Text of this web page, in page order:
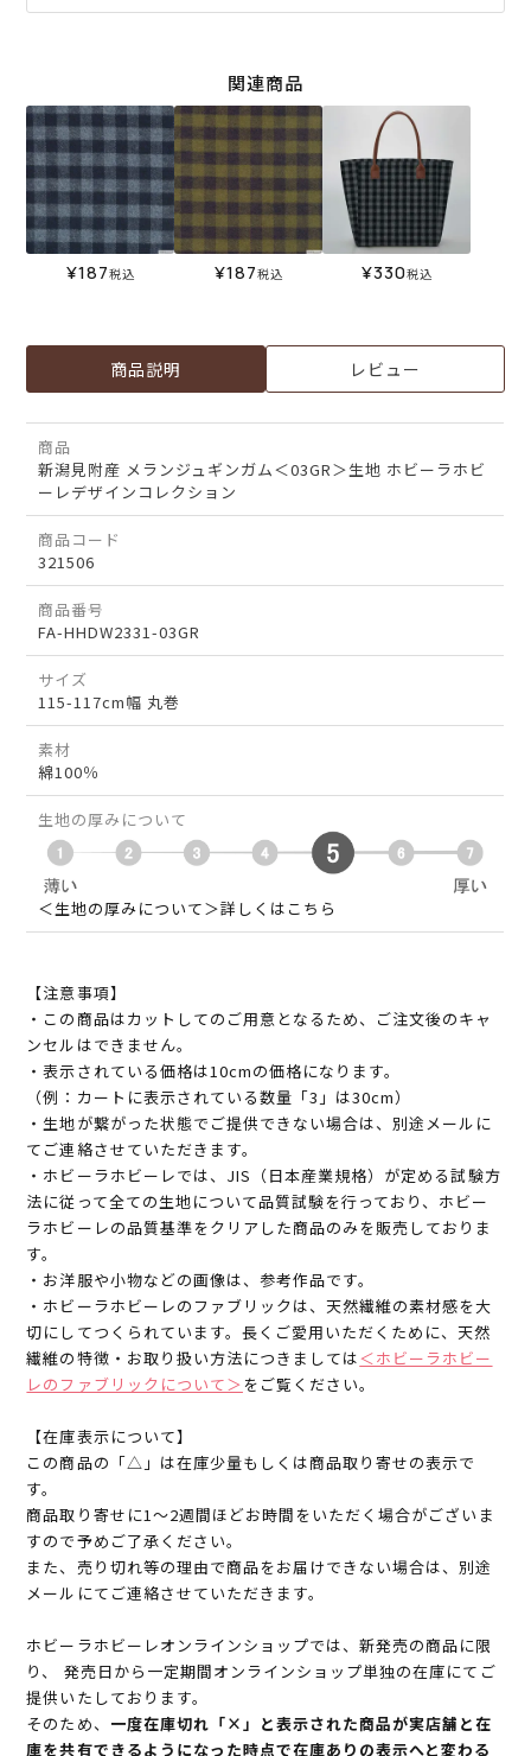
関連商品
¥187税込 ¥187税込 ¥330税込
商品説明 レビュー
商品
新潟見附産 メランジュギンガム＜03GR＞生地 ホビーラホビ
ーレデザインコレクション
商品コード
321506
商品番号
FA-HHDW2331-03GR
サイズ
115-117cm幅 丸巻
素材
綿100％
生地の厚みについて
＜生地の厚みについて＞詳しくはこちら
【注意事項】
・この商品はカットしてのご用意となるため、ご注文後のキャ
ンセルはできません。
・表示されている価格は10cmの価格になります。
（例：カートに表示されている数量「3」は30cm）
・生地が繋がった状態でご提供できない場合は、別途メールに
てご連絡させていただきます。
・ホビーラホビーレでは、JIS（日本産業規格）が定める試験方
法に従って全ての生地について品質試験を行っており、ホビー
ラホビーレの品質基準をクリアした商品のみを販売しておりま
す。
・お洋服や小物などの画像は、参考作品です。
・ホビーラホビーレのファブリックは、天然繊維の素材感を大
切にしてつくられています。長くご愛用いただくために、天然
繊維の特徴・お取り扱い方法につきましては＜ホビーラホビー
レのファブリックについて＞ をご覧ください。
【在庫表示について】
この商品の「△」は在庫少量もしくは商品取り寄せの表示で
す。
商品取り寄せに1～2週間ほどお時間をいただく場合がございま
すので予めご了承ください。
また、売り切れ等の理由で商品をお届けできない場合は、別途
メールにてご連絡させていただきます。
ホビーラホビーレオンラインショップでは、新発売の商品に限
り、 発売日から一定期間オンラインショップ単独の在庫にてご
提供いたしております。
そのため、 一度在庫切れ「×」と表示された商品が実店舗と在
庫を共有できるようになった時点で在庫ありの表示へと変わる